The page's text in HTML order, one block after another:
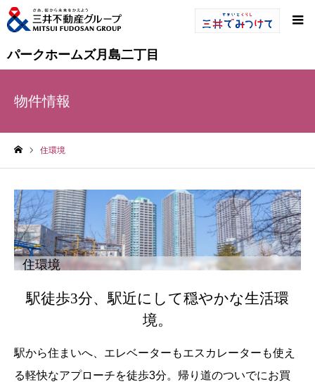
パークホームズ月島二丁目
物件情報
住環境
住環境
駅徒歩3分、駅近にして穏やかな生活環
境。
駅から住まいへ、エレベーターもエスカレーターも使え
る軽快なアプローチを徒歩3分。帰り道のついでにお買